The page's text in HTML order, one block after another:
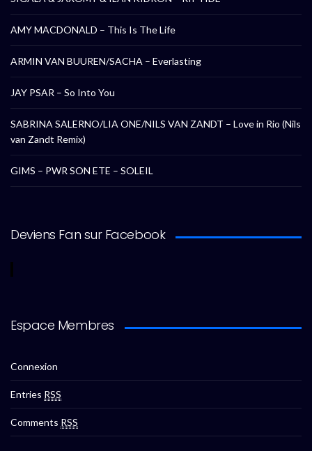
AMY MACDONALD – This Is The Life
ARMIN VAN BUUREN/SACHA – Everlasting
JAY PSAR – So Into You
SABRINA SALERNO/LIA ONE/NILS VAN ZANDT – Love in Rio (Nils
van Zandt Remix)
GIMS – PWR SON ETE – SOLEIL
Deviens Fan sur Facebook
Espace Membres
Connexion
Entries RSS
Comments RSS